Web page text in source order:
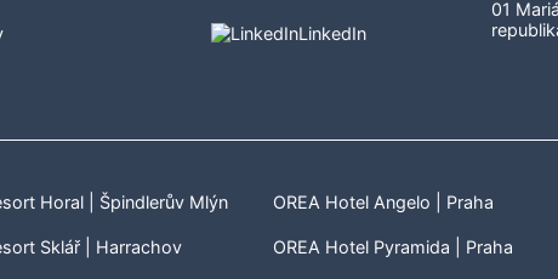
LinkedIn
Horal | Špindlerův Mlýn
Sklář | Harrachov
OREA Hotel Angelo | Praha
OREA Hotel Pyramida | Praha